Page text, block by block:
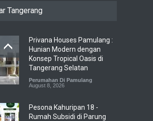
Tangerang
Privana Houses Pamulang :
Hunian Modern dengan
Konsep Tropical Oasis di
Tangerang Selatan
Perumahan Di Pamulang
August 8, 2026
Pesona Kahuripan 18 -
Rumah Subsidi di Parung